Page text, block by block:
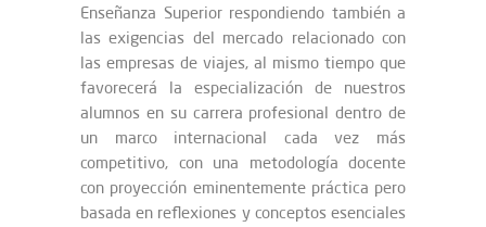
Enseñanza Superior respondiendo también a
las exigencias del mercado relacionado con
las empresas de viajes, al mismo tiempo que
favorecerá la especialización de nuestros
alumnos en su carrera profesional dentro de
un marco internacional cada vez más
competitivo, con una metodología docente
con proyección eminentemente práctica pero
basada en reflexiones y conceptos esenciales